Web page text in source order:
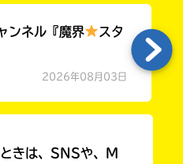
ンネル『魔界
スタ
2026年08月03日
きは、SNSや、M